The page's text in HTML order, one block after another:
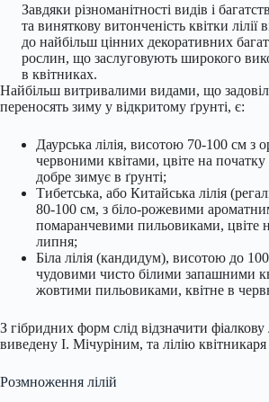
Завдяки різноманітності видів і
та виняткову витонченість квітки лілії
до найбільш цінних декоративних
рослин, що заслуговують широкого
в квітниках.
Найбільш витривалими видами, що
переносять зиму у відкритому ґрунті, є:
Даурська лілія, висотою 70-100 см з
червоними квітами, цвіте на початку
добре зимує в ґрунті;
Тибетська, або Китайська лілія
80-100 см, з біло-рожевими
помаранчевими пильовиками, цвіте
липня;
Біла лілія (кандидум), висотою до
чудовими чисто білими запашними
жовтими пильовиками, квітне в
З гібридних форм слід відзначити фіалкову
виведену І. Мічуріним, та лілію квітникаря
Розмноження лілій